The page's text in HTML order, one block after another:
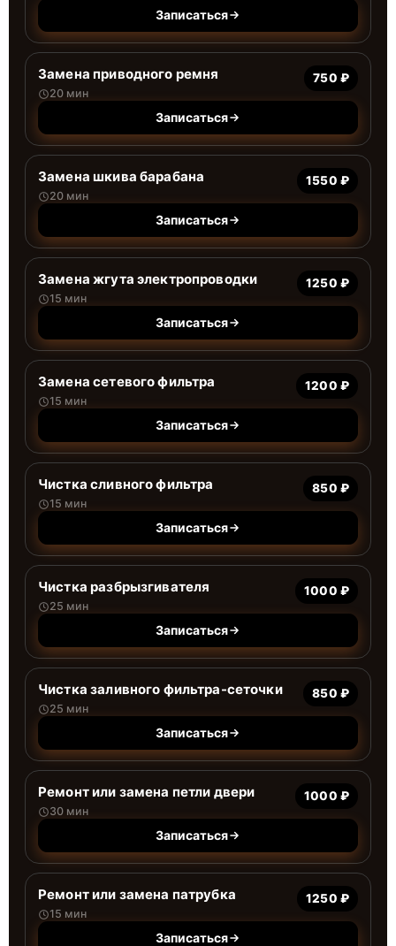
Записаться
Замена приводного ремня
20 мин
750 ₽
Записаться
Замена шкива барабана
20 мин
1550 ₽
Записаться
Замена жгута электропроводки
15 мин
1250 ₽
Записаться
Замена сетевого фильтра
15 мин
1200 ₽
Записаться
Чистка сливного фильтра
15 мин
850 ₽
Записаться
Чистка разбрызгивателя
25 мин
1000 ₽
Записаться
Чистка заливного фильтра-сеточки
25 мин
850 ₽
Записаться
Ремонт или замена петли двери
30 мин
1000 ₽
Записаться
Ремонт или замена патрубка
15 мин
1250 ₽
Записаться